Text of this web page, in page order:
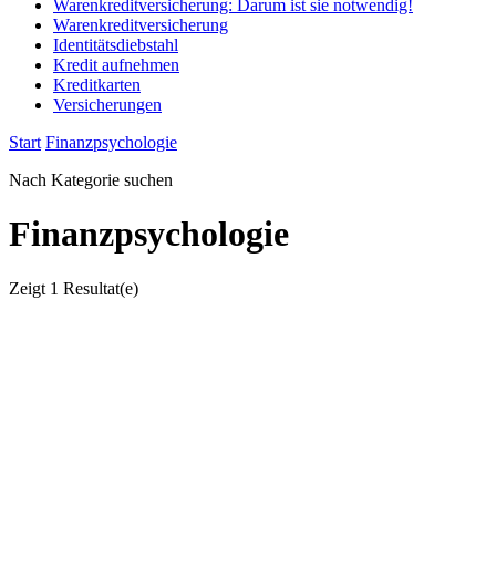
Warenkreditversicherung: Darum ist sie notwendig!
Warenkreditversicherung
Identitätsdiebstahl
Kredit aufnehmen
Kreditkarten
Versicherungen
Start Finanzpsychologie
Nach Kategorie suchen
Finanzpsychologie
Zeigt 1 Resultat(e)